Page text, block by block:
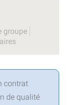
groupe
contrat
de qualité